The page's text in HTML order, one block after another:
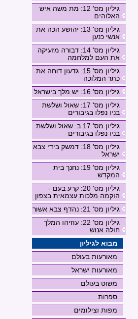
גיליון מס' 12: מת משה איש
האלוהים
גיליון מס' 13: יהושע הכה את
אנשי כנען
גיליון מס' 14: דבורה מזעיקה
את העם למלחמה
גיליון מס' 15: גדעון דוחה את
כתר המלוכה
גיליון מס' 16: יש מלך בישראל
גיליון מס' 17: שאול ושלשת
בניו נפלו בגיבורים
גיליון מס' 17 ב: שאול ושלשת
בניו נפלו בגיבורים
גיליון מס' 18: דמשק בידי צבא
ישראל
גיליון מס' 19: נחנך בית
המקדש
גיליון מס' 20: קרע בעם -
הוקמה מלכות עצמאית בצפון
גיליון מס' 21: נהדף צבא אשור
גיליון מס' 22: עוזיהו המלך
חולה אנוש
מבוא לגיליון
מאורעות בעולם
מאורעות ישראל
משוט בעולם
ספרות
מפות וצילומים